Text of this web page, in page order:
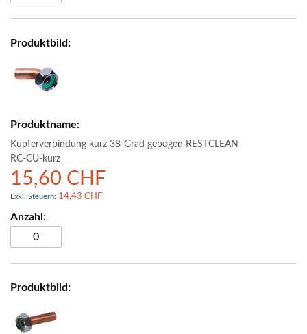
Kupferverbindung kurz 38-Grad gebogen RESTCLEAN
RC-CU-kurz
15,60 CHF
14,43 CHF